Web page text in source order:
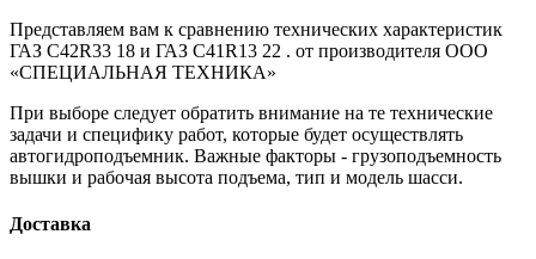
Представляем вам к сравнению технических характеристик
ГАЗ C42R33 18 и ГАЗ C41R13 22 . от производителя ООО
«СПЕЦИАЛЬНАЯ ТЕХНИКА»
При выборе следует обратить внимание на те технические
задачи и специфику работ, которые будет осуществлять
автогидроподъемник. Важные факторы - грузоподъемность
вышки и рабочая высота подъема, тип и модель шасси.
Доставка